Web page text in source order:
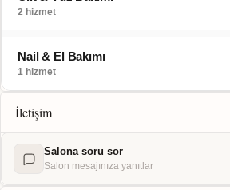
2 hizmet
Nail & El Bakımı
1 hizmet
İletişim
Salona soru sor
Salon mesajınıza yanıtlar